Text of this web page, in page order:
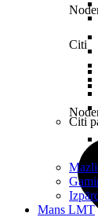
Citi
Citi
Mans LMT